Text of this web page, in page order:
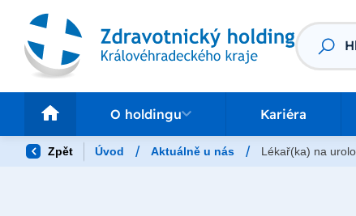
O holdingu Kariéra
Zpět Úvod / Aktuálně u nás / Lékař(ka) na